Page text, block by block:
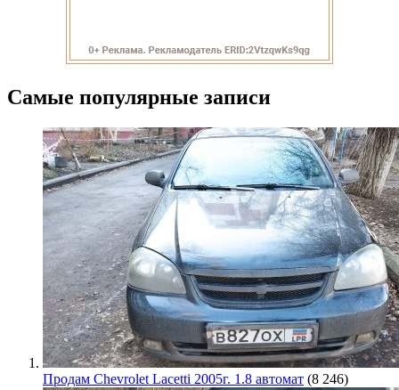
Самые популярные записи
Продам Chevrolet Lacetti 2005г. 1.8 автомат (8 246)